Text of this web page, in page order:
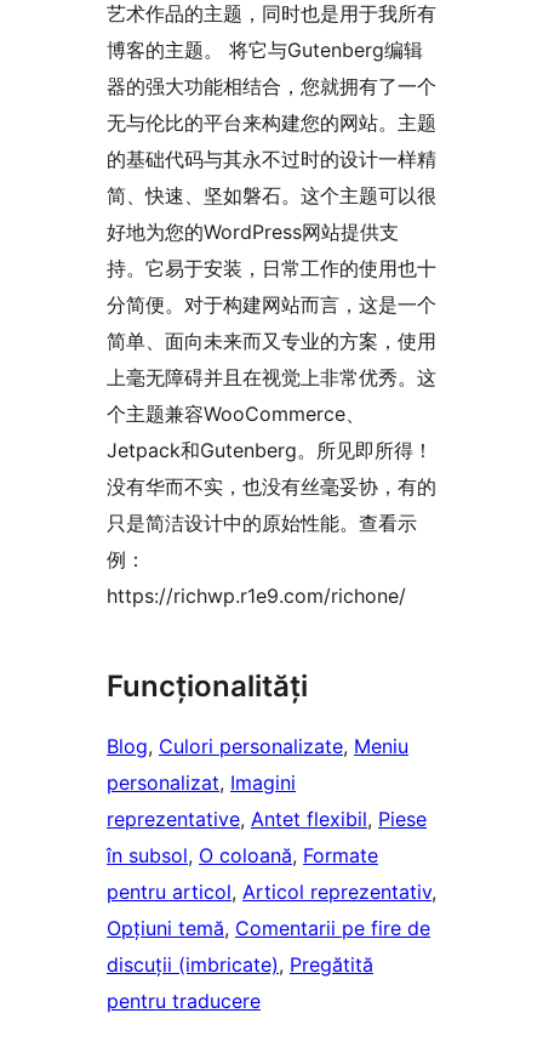
艺术作品的主题，同时也是用于我所有
博客的主题。 将它与Gutenberg编辑
器的强大功能相结合，您就拥有了一个
无与伦比的平台来构建您的网站。主题
的基础代码与其永不过时的设计一样精
简、快速、坚如磐石。这个主题可以很
好地为您的WordPress网站提供支
持。它易于安装，日常工作的使用也十
分简便。对于构建网站而言，这是一个
简单、面向未来而又专业的方案，使用
上毫无障碍并且在视觉上非常优秀。这
个主题兼容WooCommerce、
Jetpack和Gutenberg。所见即所得！
没有华而不实，也没有丝毫妥协，有的
只是简洁设计中的原始性能。查看示
例：
https://richwp.r1e9.com/richone/
Funcționalități
Blog, Culori personalizate, Meniu
personalizat, Imagini
reprezentative, Antet flexibil, Piese
în subsol, O coloană, Formate
pentru articol, Articol reprezentativ
Opțiuni temă, Comentarii pe fire de
discuții (imbricate), Pregătită
pentru traducere